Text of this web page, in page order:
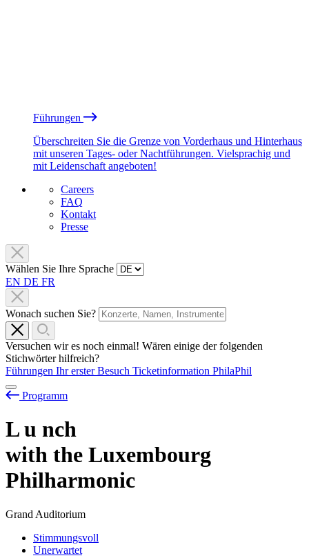
Führungen
Überschreiten Sie die Grenze von Vorderhaus und Hinterhaus
mit unseren Tages- oder Nachtführungen. Vielsprachig und
mit Leidenschaft angeboten!
Careers
FAQ
Kontakt
Presse
Wählen Sie Ihre Sprache
EN DE FR
Wonach suchen Sie?
Versuchen wir es noch einmal! Wären einige der folgenden
Stichwörter hilfreich?
Führungen Ihr erster Besuch Ticketinformation PhilaPhil
Programm
Lu nch
with the Luxembourg
Philharmonic
Grand Auditorium
Stimmungsvoll
Unerwartet